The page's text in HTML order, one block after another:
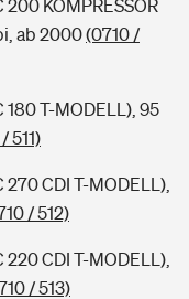
KOMPRESSOR
ab 2000(0710 /
T-MODELL), 95
511)
CDI T-MODELL),
/ 512)
CDI T-MODELL),
/ 513)